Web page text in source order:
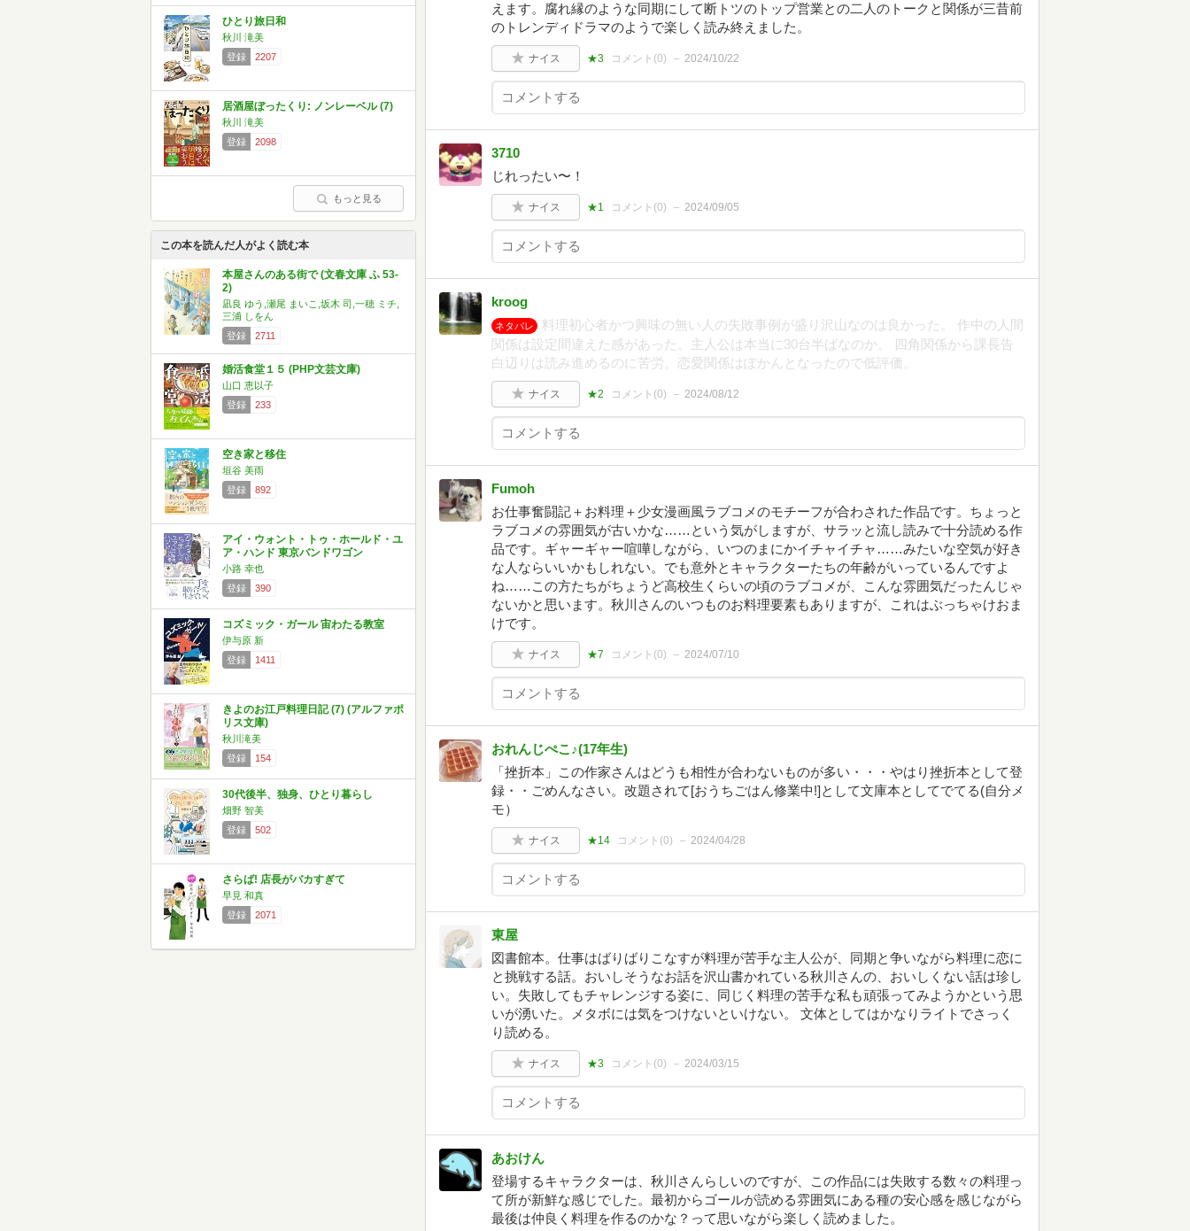
ひとり旅日和
秋川 滝美
登録
2207
居酒屋ぼったくり: ノンレーベル (7)
秋川 滝美
登録
2098
もっと見る
この本を読んだ人がよく読む本
本屋さんのある街で (文春文庫 ふ 53-
2)
凪良 ゆう,瀬尾 まいこ,坂木 司,一穂 ミチ,
三浦 しをん
登録
2711
婚活食堂１５ (PHP文芸文庫)
山口 恵以子
登録
233
空き家と移住
垣谷 美雨
登録
892
アイ・ウォント・トゥ・ホールド・ユ
ア・ハンド 東京バンドワゴン
小路 幸也
登録
390
コズミック・ガール 宙わたる教室
伊与原 新
登録
1411
きよのお江戸料理日記 (7) (アルファポ
リス文庫)
秋川滝美
登録
154
30代後半、独身、ひとり暮らし
畑野 智美
登録
502
さらば! 店長がバカすぎて
早見 和真
登録
2071
えます。腐れ縁のような同期にして断トツのトップ営業との二人のトークと関係が三昔前
のトレンディドラマのようで楽しく読み終えました。
ナイス ★3 コメント(0) 2024/10/22
3710
じれったい〜！
ナイス ★1 コメント(0) 2024/09/05
kroog
ネタバレ
料理初心者かつ興味の無い人の失敗事例が盛り沢山なのは良かった。 作中の人間
関係は設定間違えた感があった。主人公は本当に30台半ばなのか。 四角関係から課長告
白辺りは読み進めるのに苦労。恋愛関係はぽかんとなったので低評価。
ナイス ★2 コメント(0) 2024/08/12
Fumoh
お仕事奮闘記＋お料理＋少女漫画風ラブコメのモチーフが合わされた作品です。ちょっと
ラブコメの雰囲気が古いかな……という気がしますが、サラッと流し読みで十分読める作
品です。ギャーギャー喧嘩しながら、いつのまにかイチャイチャ……みたいな空気が好き
な人ならいいかもしれない。でも意外とキャラクターたちの年齢がいっているんですよ
ね……この方たちがちょうど高校生くらいの頃のラブコメが、こんな雰囲気だったんじゃ
ないかと思います。秋川さんのいつものお料理要素もありますが、これはぶっちゃけおま
けです。
ナイス ★7 コメント(0) 2024/07/10
おれんじぺこ♪(17年生)
「挫折本」この作家さんはどうも相性が合わないものが多い・・・やはり挫折本として登
録・・ごめんなさい。改題されて[おうちごはん修業中!]として文庫本としてでてる(自分メ
モ）
ナイス ★14 コメント(0) 2024/04/28
東屋
図書館本。仕事はばりばりこなすが料理が苦手な主人公が、同期と争いながら料理に恋に
と挑戦する話。おいしそうなお話を沢山書かれている秋川さんの、おいしくない話は珍し
い。失敗してもチャレンジする姿に、同じく料理の苦手な私も頑張ってみようかという思
いが湧いた。メタボには気をつけないといけない。 文体としてはかなりライトでさっく
り読める。
ナイス ★3 コメント(0) 2024/03/15
あおけん
登場するキャラクターは、秋川さんらしいのですが、この作品には失敗する数々の料理っ
て所が新鮮な感じでした。最初からゴールが読める雰囲気にある種の安心感を感じながら
最後は仲良く料理を作るのかな？って思いながら楽しく読めました。